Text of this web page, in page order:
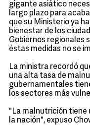
gigante asiático
largo plazo para
que su Ministerio ya
bienestar de los
Gobiernos regionales
éstas medidas no se
La ministra recordó
una alta tasa de
gubernamentales
los sectores más
"La malnutrición tiene
la nación", expuso